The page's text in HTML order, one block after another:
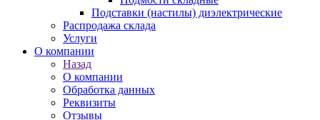
Подставки (настилы) диэлектрические
Распродажа склада
Услуги
О компании
Назад
О компании
Обработка данных
Реквизиты
Отзывы